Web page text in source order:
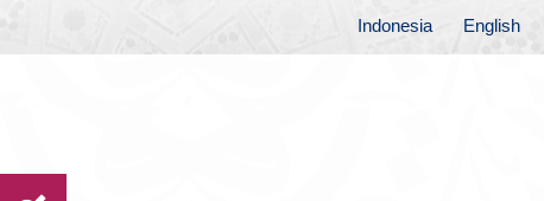
English
Indonesia